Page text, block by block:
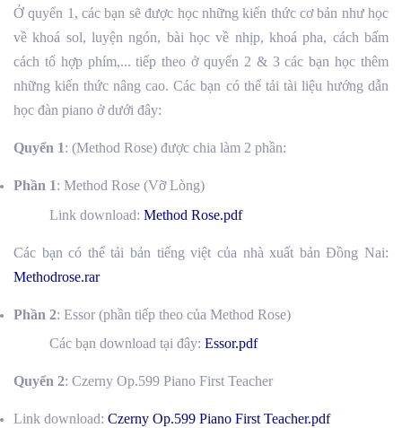
Ở quyển 1, các bạn sẽ được học những kiến thức cơ bản như học
về khoá sol, luyện ngón, bài học về nhịp, khoá pha, cách bấm
cách tổ hợp phím,... tiếp theo ở quyển 2 & 3 các bạn học thêm
những kiến thức nâng cao. Các bạn có thể tải tài liệu hướng dẫn
học đàn piano ở dưới đây:
Quyển 1: (Method Rose) được chia làm 2 phần:
Phần 1: Method Rose (Vỡ Lòng)
Link download: Method Rose.pdf
Các bạn có thể tải bản tiếng việt của nhà xuất bản Đồng Nai:
Methodrose.rar
Phần 2: Essor (phần tiếp theo của Method Rose)
Các bạn download tại đây: Essor.pdf
Quyển 2: Czerny Op.599 Piano First Teacher
Link download: Czerny Op.599 Piano First Teacher.pdf